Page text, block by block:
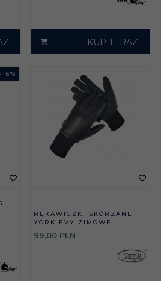
KUP TERAZ!
16%
RĘKAWICZKI SKÓRZANE
YORK EVY ZIMOWE
99,00 PLN